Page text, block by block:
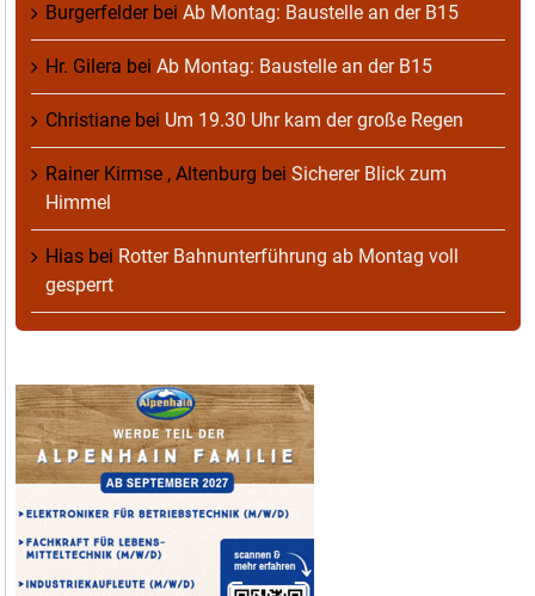
Burgerfelderbei Ab Montag: Baustelle an der B15
Hr. Gilera bei Ab Montag: Baustelle an der B15
Christiane bei Um 19.30 Uhr kam der große Regen
Rainer Kirmse , Altenburg bei Sicherer Blick zum
Himmel
Hias bei Rotter Bahnunterführung ab Montag voll
gesperrt